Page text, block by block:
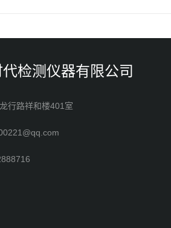
检测仪器有限公司
行路祥和楼401室